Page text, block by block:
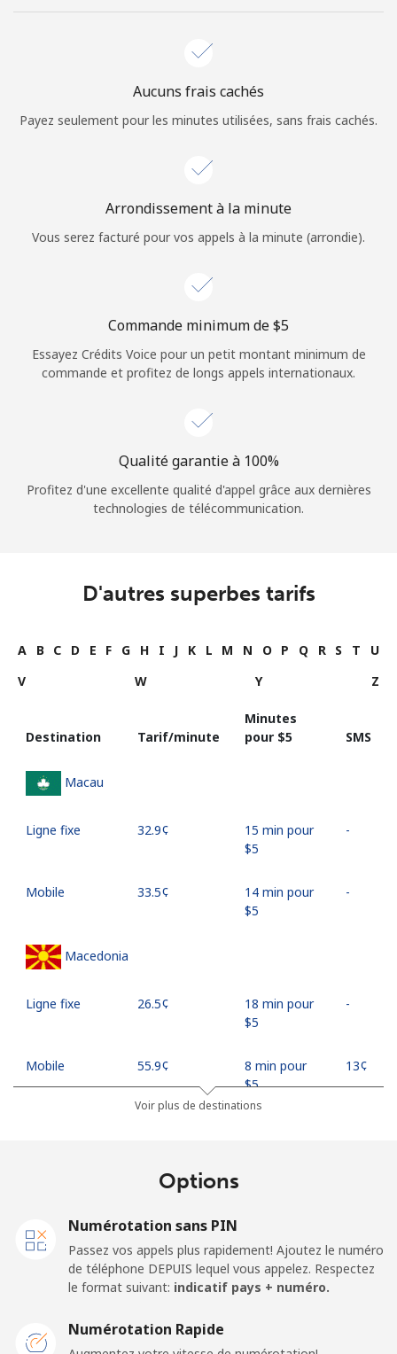
Rappel du mot de passe →
Login
Aucuns frais cachés
Payez seulement pour les minutes utilisées, sans frais cachés.
Arrondissement à la minute
Vous serez facturé pour vos appels à la minute (arrondie).
Commande minimum de ⁦$5⁩
Essayez Crédits Voice pour un petit montant minimum de
commande et profitez de longs appels internationaux.
Qualité garantie à 100%
Profitez d'une excellente qualité d'appel grâce aux dernières
technologies de télécommunication.
D'autres superbes tarifs
A B C D E F G H I J K L M N O P Q R S T
U
V
W Y Z
Destination Tarif/minute
Minutes
pour ⁦$5⁩
SMS
Macau
Ligne fixe ⁦32.9¢⁩
15 min pour
⁦$5⁩
-
Mobile ⁦33.5¢⁩
14 min pour
⁦$5⁩
-
Macedonia
Ligne fixe ⁦26.5¢⁩
18 min pour
⁦$5⁩
-
Mobile ⁦55.9¢⁩
8 min pour
⁦$5⁩
⁦13¢⁩
⁦81.9¢⁩
Mobile
⁦$5⁩
Voir plus de destinations
Options
Numérotation sans PIN
Passez vos appels plus rapidement! Ajoutez le numéro
de téléphone DEPUIS lequel vous appelez. Respectez
le format suivant: indicatif pays + numéro.
Numérotation Rapide